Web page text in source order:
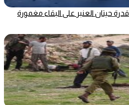
حيتان العنبر على البقاء مغمورة